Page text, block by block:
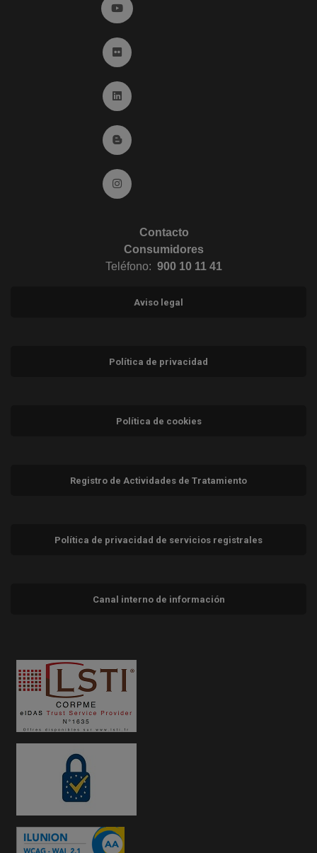
Ir a YouTube (abre en ventana nueva)
Ir a Flickr (abre en ventana nueva)
Ir a Linkedin (abre en ventana nueva)
Ir al Blog (abre en ventana nueva)
Ir a Instagram (abre en ventana nueva)
Contacto
Consumidores
Teléfono: 900 10 11 41
Aviso legal
Política de privacidad
Política de cookies
Registro de Actividades de Tratamiento
Política de privacidad de servicios registrales
Canal interno de información